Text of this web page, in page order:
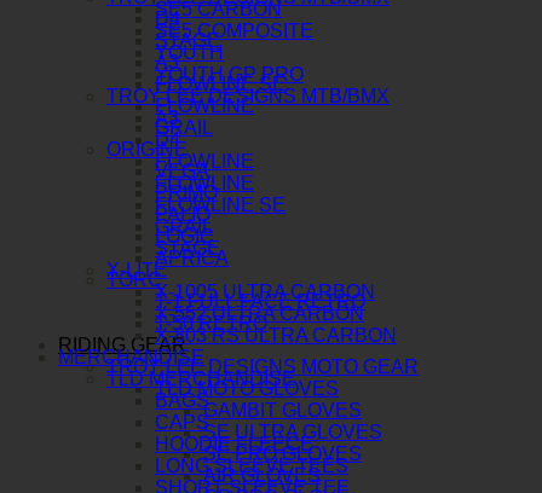
D4
STAGE
A3
FLOWLINE SE
FLOWLINE
GRAIL
ORIGINE
VEGA
PRIMO
PALIO
LOGIC
APRICA
TORC
T-1 FULL FACE RETRO
T-50 RETRO
RIDING GEAR
TROY LEE DESIGNS MOTO GEAR
TLD MOTO GLOVES
GAMBIT GLOVES
SE ULTRA GLOVES
SE PRO GLOVES
AIR GLOVES
SE5 CARBON
SE5 COMPOSITE
YOUTH
YOUTH GP PRO
TROY LEE DESIGNS MTB/BMX
A3
D4
FLOWLINE
FLOWLINE
FLOWLINE SE
GRAIL
STAGE
X-LITE
X-1005 ULTRA CARBON
X-552 ULTRA CARBON
X-803 RS ULTRA CARBON
MERCHANDISE
TLD MERCHANDISE
BAGS
CAPS
HOODIE FLEECE
LONG SLEEVE TEES
SHORT SLEEVE TEE